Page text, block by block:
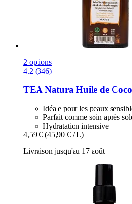
2 options
4.2 (346)
TEA Natura Huile de
Idéale pour les peaux
Parfait comme soin après
Hydratation intensive
4,59 € (45,90 € / L)
Livraison jusqu'au 17 août